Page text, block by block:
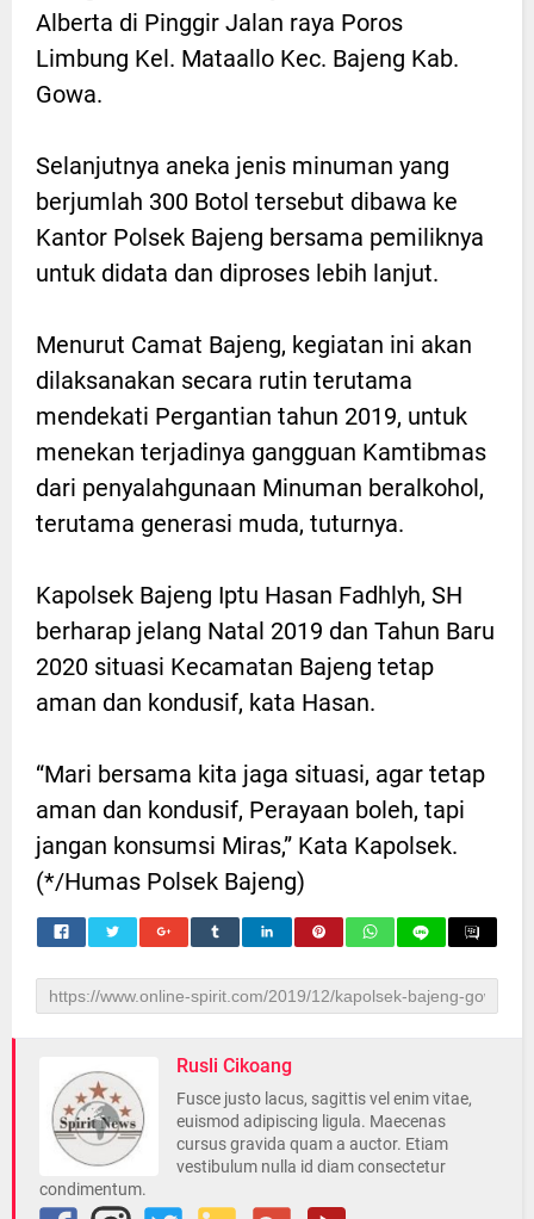
Alberta di Pinggir Jalan raya Poros
Limbung Kel. Mataallo Kec. Bajeng Kab.
Gowa.
Selanjutnya aneka jenis minuman yang
berjumlah 300 Botol tersebut dibawa ke
Kantor Polsek Bajeng bersama pemiliknya
untuk didata dan diproses lebih lanjut.
Menurut Camat Bajeng, kegiatan ini akan
dilaksanakan secara rutin terutama
mendekati Pergantian tahun 2019, untuk
menekan terjadinya gangguan Kamtibmas
dari penyalahgunaan Minuman beralkohol,
terutama generasi muda, tuturnya.
Kapolsek Bajeng Iptu Hasan Fadhlyh, SH
berharap jelang Natal 2019 dan Tahun Baru
2020 situasi Kecamatan Bajeng tetap
aman dan kondusif, kata Hasan.
“Mari bersama kita jaga situasi, agar tetap
aman dan kondusif, Perayaan boleh, tapi
jangan konsumsi Miras,” Kata Kapolsek.
(*/Humas Polsek Bajeng)
Rusli Cikoang
Fusce justo lacus, sagittis vel enim vitae,
euismod adipiscing ligula. Maecenas
cursus gravida quam a auctor. Etiam
vestibulum nulla id diam consectetur
condimentum.